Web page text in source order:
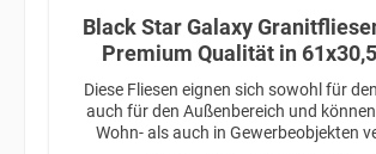
Black Star Galaxy
Premium Qualität in
Diese Fliesen eignen sich sowohl für
auch für den Außenbereich und
Wohn- als auch in Gewerbeobjekten